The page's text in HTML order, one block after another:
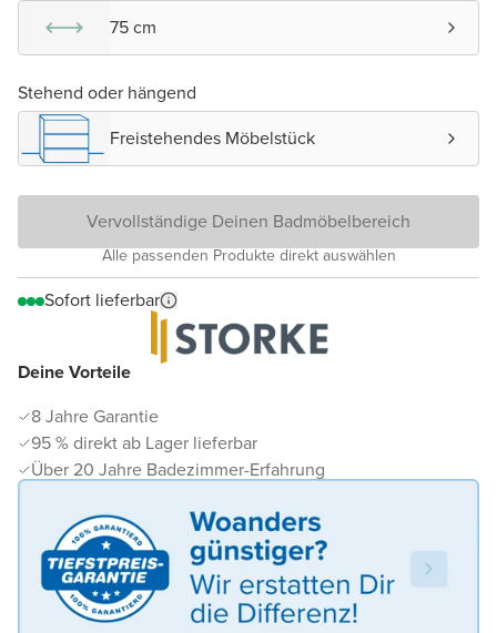
Deine Vorteile
8 Jahre Garantie
95 % direkt ab Lager lieferbar
Über 20 Jahre Badezimmer-Erfahrung
75 cm
Stehend oder hängend
Freistehendes Möbelstück
Vervollständige Deinen Badmöbelbereich
Alle passenden Produkte direkt auswählen
Sofort lieferbar